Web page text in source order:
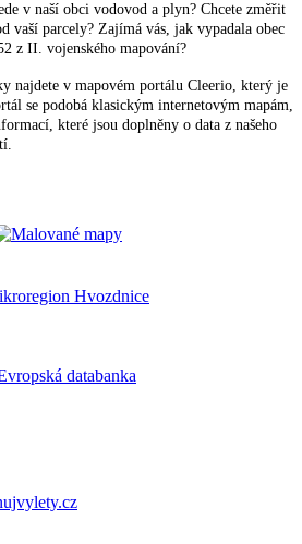
v naší obci vodovod a plyn? Chcete změřit
vaší parcely? Zajímá vás, jak vypadala obec
z II. vojenského mapování?
najdete v mapovém portálu Cleerio, který je
se podobá klasickým internetovým mapám,
které jsou doplněny o data z našeho